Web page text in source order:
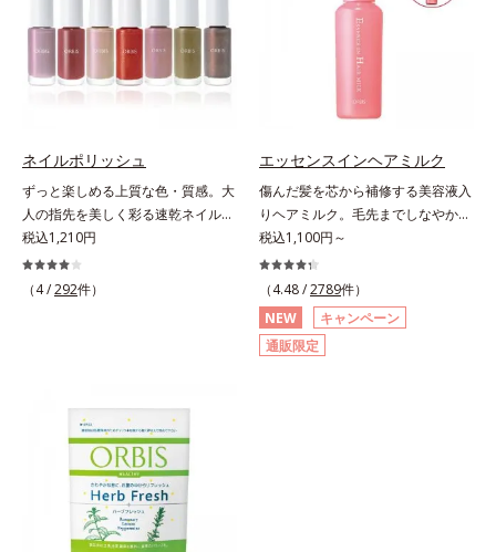
た、まるでフルーツゼリーのように
みずみずしいゼリーです。個包装の
スティックタイプだから、いつでも
どこでも片手でおいしくコラーゲン
になる悩みも、おやつやデザート時
にぷるんっと食べて解消を目指しま
しょう。脂肪分ゼロ＆1袋20kcal
で、ダイエット中でも安心です。各
商品の詳しい情報は商品ページをご
覧ください。・BEAUTY夏祭りは、
こちら
も混ぜることができ、気分や摂りた
い栄養、空腹具合に合わせて食べ方
のアレンジは自由自在！自然な果実
の味を活かした美味しさで、ハッピ
ーなダイエットを目指します。* ビ
D、E、ナイアシン、パントテン
酸、葉酸各商品の詳しい情報は商品
ページをご覧ください。・BEAUTY
夏祭りは、こちら
ネイルポリッシュ
ずっと楽しめる上質な色・質感。大
人の指先を美しく彩る速乾ネイルカ
ラー。大人の手肌をきれいに見せ
る、落ち着いた色展開の速乾ネイル
カラー（マニキュア）です。長い年
乾性も従来品よりさらにアップ。ま
た細かいアレンジをしやすくするた
め、持ち手の長さとハケを短くして
爪への距離が近くなるよう工夫して
います。ネイルケア成分を6種(*2)
も配合し、爪をいたわる仕様です。
税込1,210円
（4 /292件）
エッセンスインヘアミルク
傷んだ髪を芯から補修する美容液入
りヘアミルク。毛先までしなやかな
美髪へ。パサつき、広がり、枝毛、
ツヤ不足・・・髪のお悩みは尽きな
いもの。エッセンスインヘアミルク
は、そんなお悩みを解決する洗い流
さないタイプのトリートメントで
す。サロン業界注目の美髪成分
税込1,100円～
（4.48 /2789件）
NEW
キャンペーン
通販限定